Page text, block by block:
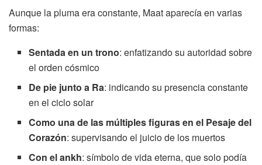
Aunque la pluma era constante, Maat aparecía en varias
formas:
Sentada en un trono: enfatizando su autoridad sobre
el orden cósmico
De pie junto a Ra: indicando su presencia constante
en el ciclo solar
Como una de las múltiples figuras en el Pesaje del
Corazón: supervisando el juicio de los muertos
Con el ankh: símbolo de vida eterna, que solo podía